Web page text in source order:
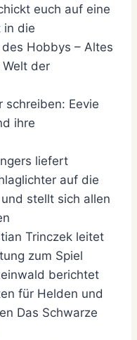
euch auf eine
in die
Hobbys – Altes
der
schreiben: Eevie
ihre
liefert
auf die
stellt sich allen
Trinczek leitet
zum Spiel
berichtet
für Helden und
Das Schwarze